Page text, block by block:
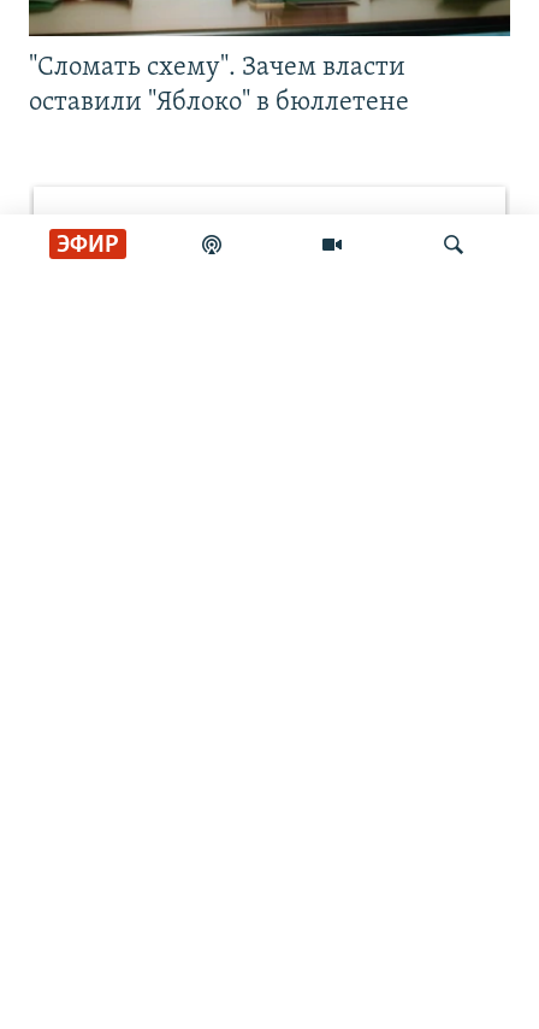
ЭФИР
"Сломать схему". Зачем власти
оставили "Яблоко" в бюллетене